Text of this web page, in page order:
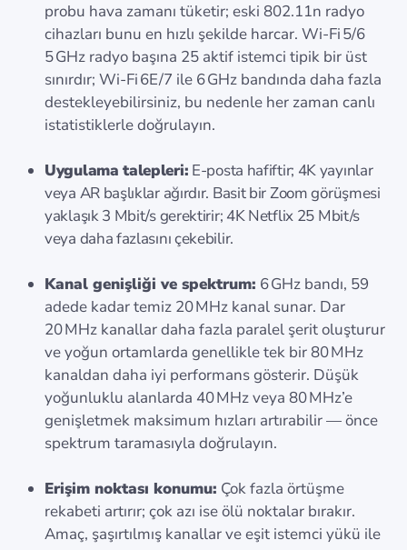
probu hava zamanı tüketir; eski 802.11n radyo
cihazları bunu en hızlı şekilde harcar. Wi‑Fi 5/6
5 GHz radyo başına 25 aktif istemci tipik bir üst
sınırdır; Wi‑Fi 6E/7 ile 6 GHz bandında daha fazla
destekleyebilirsiniz, bu nedenle her zaman canlı
istatistiklerle doğrulayın.
Uygulama talepleri: E-posta hafiftir; 4K yayınlar
veya AR başlıklar ağırdır. Basit bir Zoom görüşmesi
yaklaşık 3 Mbit/s gerektirir; 4K Netflix 25 Mbit/s
veya daha fazlasını çekebilir.
Kanal genişliği ve spektrum: 6 GHz bandı, 59
adede kadar temiz 20 MHz kanal sunar. Dar
20 MHz kanallar daha fazla paralel şerit oluşturur
ve yoğun ortamlarda genellikle tek bir 80 MHz
kanaldan daha iyi performans gösterir. Düşük
yoğunluklu alanlarda 40 MHz veya 80 MHz’e
genişletmek maksimum hızları artırabilir — önce
spektrum taramasıyla doğrulayın.
Erişim noktası konumu: Çok fazla örtüşme
rekabeti artırır; çok azı ise ölü noktalar bırakır.
Amaç, şaşırtılmış kanallar ve eşit istemci yükü ile